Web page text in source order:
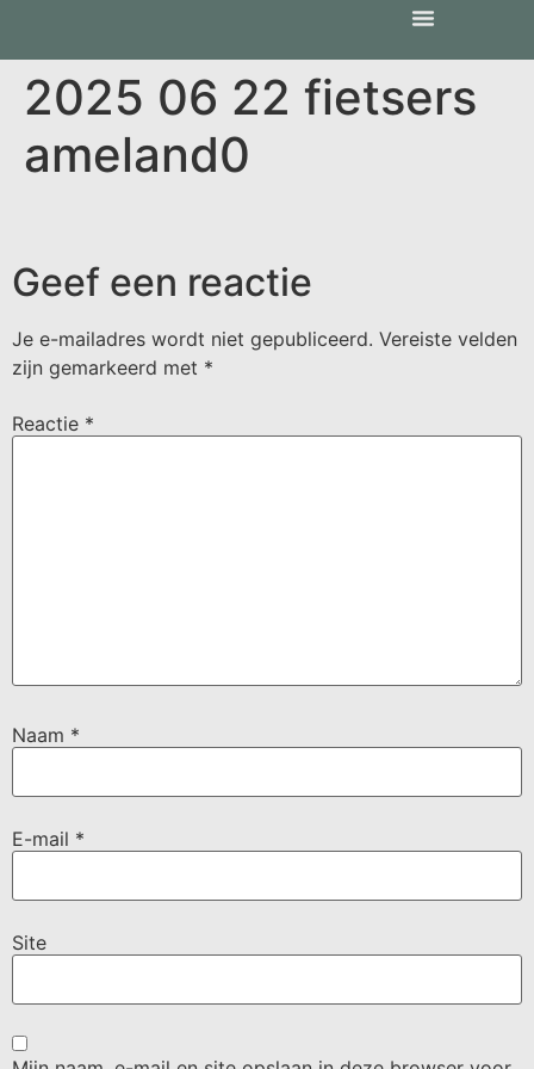
2025 06 22 fietsers
ameland0
Geef een reactie
Je e-mailadres wordt niet gepubliceerd. Vereiste velden
zijn gemarkeerd met *
Reactie *
Naam *
E-mail *
Site